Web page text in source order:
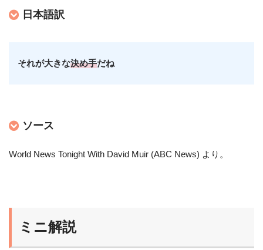
日本語訳
それが大きな決め手だね
ソース
World News Tonight With David Muir (ABC News) より 。
ミニ解説